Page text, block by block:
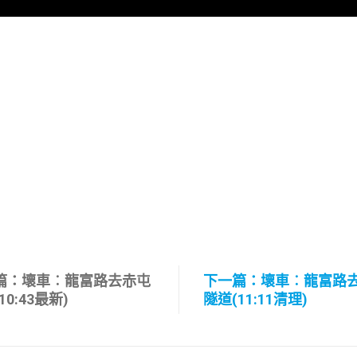
：壞車︰龍富路去赤屯
最新)
下一篇：壞車︰龍富路
隧道(11:11清理)